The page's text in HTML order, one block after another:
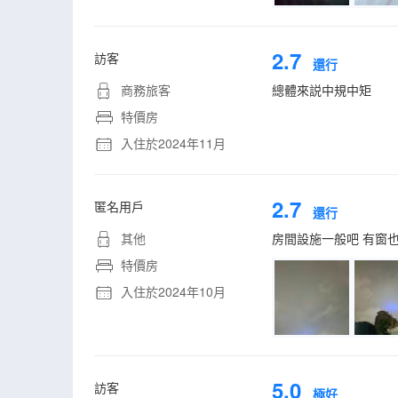
訪客
商務旅客
特價房
入住於2024年11月
2.7
還行
總體來説中規中矩
匿名用戶
其他
特價房
入住於2024年10月
2.7
還行
房間設施一般吧 有窗
訪客 5.0 極好